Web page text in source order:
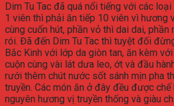
Dim Tu Tac đã quá nổi tiếng với các
1 viên thì phải ăn tiếp 10 viên vì hương
cùng cuốn hút, phần vỏ thì dai dai, phần
rói. Đã đến Dim Tu Tac thì tuyệt đối
Bắc Kinh với lớp da giòn tan, ăn kèm
cuộn cùng vài lát dưa leo, ớt và đầu
rưới thêm chút nước sốt sánh mịn pha
truyền. Các món ăn ở đây đều được
nguyên hương vị truyền thống và giàu